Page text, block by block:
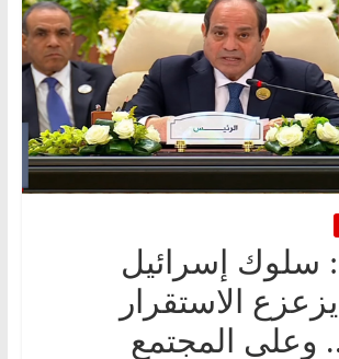
سلوك إسرائيل
الاستقرار
وعلى المجتمع